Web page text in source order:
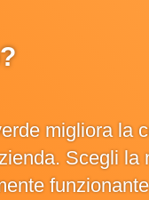
migliora la
Scegli